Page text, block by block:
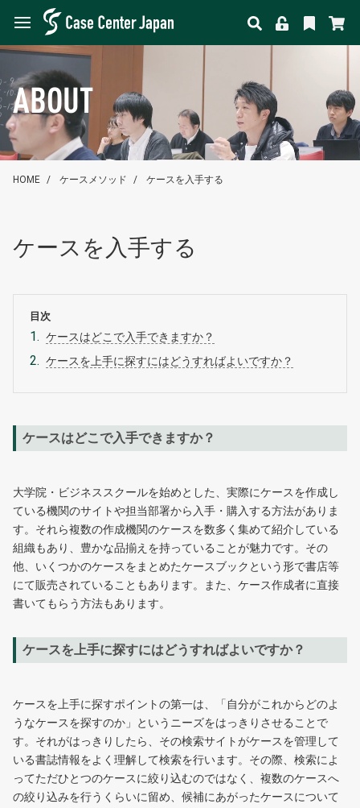
ABOUT
HOME ケースメソッド ケースを入手する
ケースを入手する
目次
ケースはどこで入手できますか？
ケースを上手に探すにはどうすればよいですか？
ケースはどこで入手できますか？
大学院・ビジネススクールを始めとした、実際にケースを作成し
ている機関のサイトや担当部署から入手・購入する方法がありま
す。それら複数の作成機関のケースを数多く集めて紹介している
組織もあり、豊かな品揃えを持っていることが魅力です。その
他、いくつかのケースをまとめたケースブックという形で書店等
にて販売されていることもあります。また、ケース作成者に直接
書いてもらう方法もあります。
ケースを上手に探すにはどうすればよいですか？
ケースを上手に探すポイントの第一は、「自分がこれからどのよ
うなケースを探すのか」というニーズをはっきりさせることで
す。それがはっきりしたら、その検索サイトがケースを管理して
いる書誌情報をよく理解して検索を行います。その際、検索によ
ってただひとつのケースに絞り込むのではなく、複数のケースへ
の絞り込みを行うくらいに留め、候補にあがったケースについて